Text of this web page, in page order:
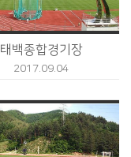
태백종합경기장
2017.09.04